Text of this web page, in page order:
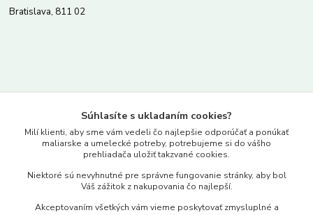
Bratislava, 811 02
www.merkantil.sk
Pondelok-Piatok: 9.00-17.00hod.
objednavky@merkantil-obchod.sk
Súhlasíte s ukladaním cookies?
Milí klienti, aby sme vám vedeli čo najlepšie odporúčať a ponúkať
maliarske a umelecké potreby, potrebujeme si do vášho
prehliadača uložiť takzvané cookies.
Niektoré sú nevyhnutné pre správne fungovanie stránky, aby bol
Váš zážitok z nakupovania čo najlepší.
Akceptovaním všetkých vám vieme poskytovať zmysluplné a